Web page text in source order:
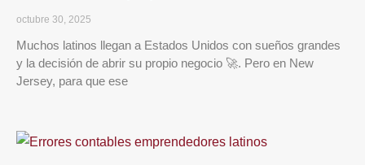
octubre 30, 2025
Muchos latinos llegan a Estados Unidos con sueños grandes
y la decisión de abrir su propio negocio 🚀. Pero en New
Jersey, para que ese